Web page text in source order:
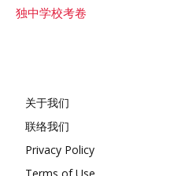
独中学校考卷
关于我们
联络我们
Privacy Policy